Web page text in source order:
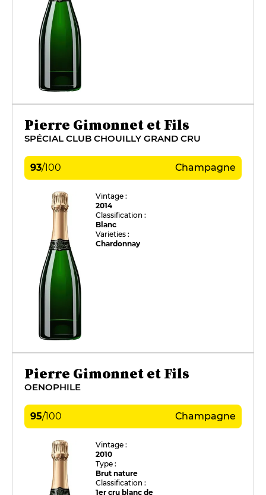
Pierre Gimonnet et Fils
SPÉCIAL CLUB CHOUILLY GRAND CRU
93/100 Champagne
Vintage :
2014
Classification :
Blanc
Varieties :
Chardonnay
Pierre Gimonnet et Fils
OENOPHILE
95/100 Champagne
Vintage :
2010
Type :
Brut nature
Classification :
1er cru blanc de